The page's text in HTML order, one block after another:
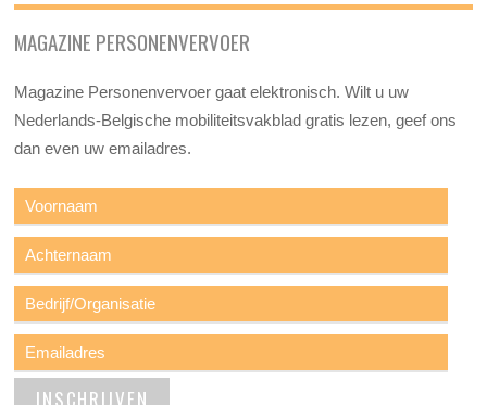
MAGAZINE PERSONENVERVOER
Magazine Personenvervoer gaat elektronisch. Wilt u uw
Nederlands-Belgische mobiliteitsvakblad gratis lezen, geef ons
dan even uw emailadres.